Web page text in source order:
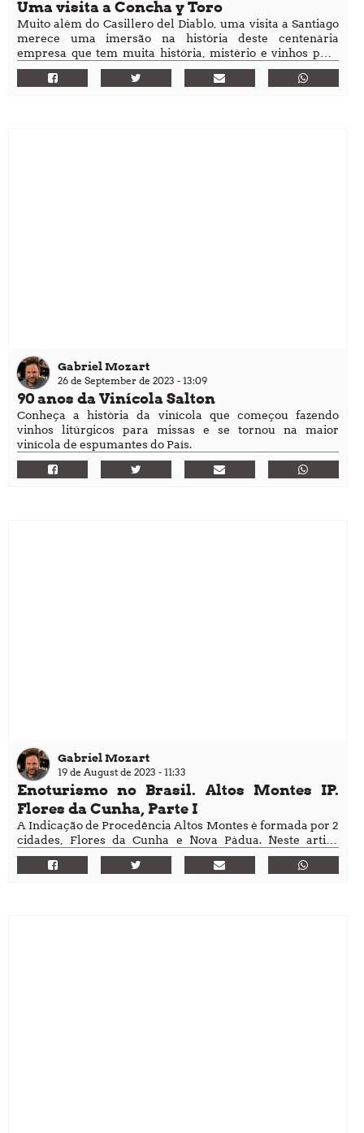
Uma visita a Concha y Toro
Muito além do Casillero del Diablo, uma visita a Santiago
merece uma imersão na história deste centenária
empresa que tem muita história, mistério e vinhos para
contar.
Gabriel Mozart
26 de September de 2023 - 13:09
90 anos da Vinícola Salton
Conheça a história da vinícola que começou fazendo
vinhos litúrgicos para missas e se tornou na maior
vinícola de espumantes do País.
Gabriel Mozart
19 de August de 2023 - 11:33
Enoturismo no Brasil. Altos Montes IP.
Flores da Cunha, Parte I
A Indicação de Procedência Altos Montes é formada por 2
cidades, Flores da Cunha e Nova Pádua. Neste artigo
vamos falar das vinícolas urbanas de Flores da Cunha.